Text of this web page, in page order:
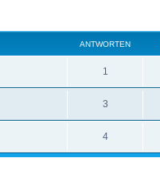
ANTWORTEN
1
3
4